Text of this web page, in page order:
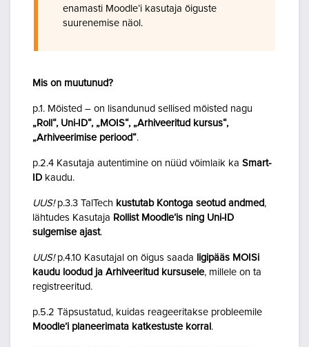
enamasti Moodle’i kasutaja õiguste
suurenemise näol.
Mis on muutunud?
p.1. Mõisted – on lisandunud sellised mõisted nagu
„Roll“, Uni-ID“, „MOIS“, „Arhiveeritud kursus“,
„Arhiveerimise periood“.
p.2.4 Kasutaja autentimine on nüüd võimlaik ka Smart-
ID kaudu.
UUS!p.3.3 TalTech kustutab Kontoga seotud andmed,
lähtudes Kasutaja Rollist Moodle’is ning Uni-ID
sulgemise ajast.
UUS!p.4.10 Kasutajal on õigus saada ligipääs MOISi
kaudu loodud ja Arhiveeritud kursusele, millele on ta
registreeritud.
p.5.2 Täpsustatud, kuidas reageeritakse probleemile
Moodle’i planeerimata katkestuste korral .